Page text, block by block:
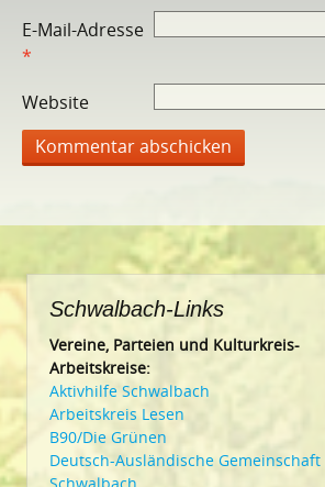
E-Mail-Adresse
*
Website
Schwalbach-Links
Vereine, Parteien und Kulturkreis-
Arbeitskreise:
Aktivhilfe Schwalbach
Arbeitskreis Lesen
B90/Die Grünen
Deutsch-Ausländische Gemeinschaft
Schwalbach